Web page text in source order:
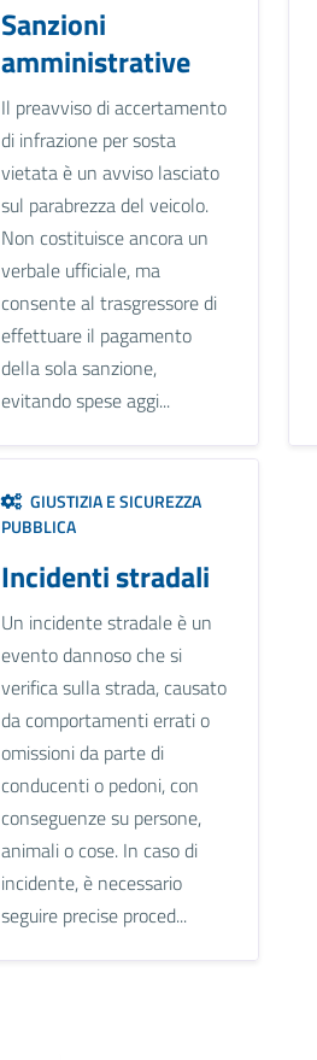
Sanzioni
amministrative
Il preavviso di accertamento
di infrazione per sosta
vietata è un avviso lasciato
sul parabrezza del veicolo.
Non costituisce ancora un
verbale ufficiale, ma
consente al trasgressore di
effettuare il pagamento
della sola sanzione,
evitando spese aggi...
GIUSTIZIA E SICUREZZA
PUBBLICA
Incidenti stradali
Un incidente stradale è un
evento dannoso che si
verifica sulla strada, causato
da comportamenti errati o
omissioni da parte di
conducenti o pedoni, con
conseguenze su persone,
animali o cose. In caso di
incidente, è necessario
seguire precise proced...